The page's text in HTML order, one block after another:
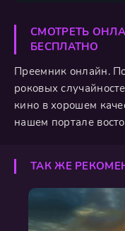
СМОТРЕТЬ
БЕСПЛАТНО
Преемник онлайн.
роковых
кино в хорошем
нашем портале
ТАК ЖЕ